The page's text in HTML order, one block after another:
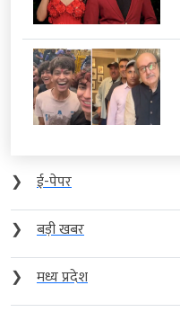
❯
ई-पेपर
❯
बड़ी खबर
❯
मध्य प्रदेश